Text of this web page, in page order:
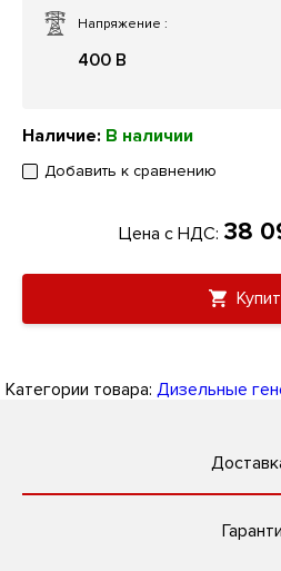
Напряжение :
400 В
Наличие: В наличии
Добавить к сравнению
Цена с НДС: 38
Категории товара: Дизельные